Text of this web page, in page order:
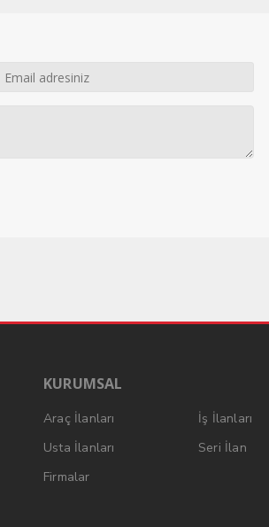
KURUMSAL
Araç İlanları
İş İlanları
Usta İlanları
Seri İlan
Firmalar